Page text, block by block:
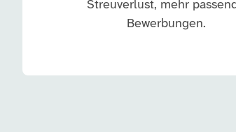
Streuverlust, mehr
Bewerbungen.